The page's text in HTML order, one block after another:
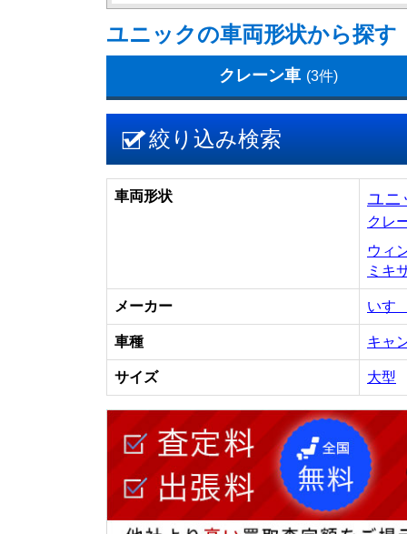
ユニックの車両形状から探す
クレーン車 (3件)
絞り込み検索
車両形状 ユニ
クレ
ウィ
ミキ
メーカー いす
車種 キャ
サイズ 大型